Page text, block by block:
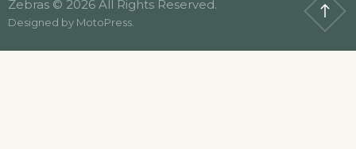
Zebras © 2026 All Rights Reserved.
Designed by MotoPress